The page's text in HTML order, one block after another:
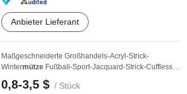
Anbieter Lieferant
Maßgeschneiderte Großhandels-Acryl-Strick-
Wintermütze Fußball-Sport-Jacquard-Strick-Cuffless-
0,8-3,5 $ / Stück